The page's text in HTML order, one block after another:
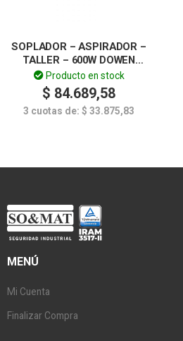
SOPLADOR – ASPIRADOR –
TALLER – 600W DOWEN
PAGIO
Producto en stock
$ 84.689,58
3 cuotas de: $ 33.875,83
MENÚ
Mi Cuenta
Finalizar Compra